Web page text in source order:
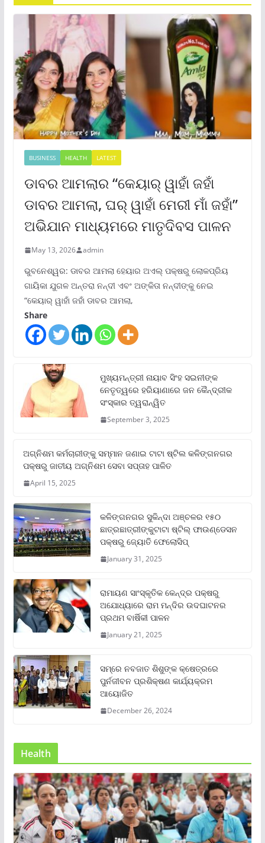
BUSINESS HEALTH LATEST
ଡାବର ଆମଲାର “କେୟାର୍ ୱାହାଁ ଜହାଁ
ଡାବର ଆମଲା, ଘର୍ ୱାହାଁ ମେରୀ ମାଁ ଜହାଁ”
ଅଭିଯାନ ମାଧ୍ୟମରେ ମାତୃଦିବସ ପାଳନ
May 13, 2026 admin
ଭୁବନେଶ୍ୱର: ଡାବର ଆମଲା ହେୟାର ଅଏଲ୍ ପକ୍ଷରୁ ଲୋକପ୍ରିୟ
ଗାୟିକା ଯୁଗଳ ଅନ୍ତରା ନନ୍ଦୀ ଏବଂ ଅଙ୍କିତା ନନ୍ଦୀଙ୍କୁ ନେଇ
“କେୟାର୍ ୱାହାଁ ଜହାଁ ଡାବର ଆମଲା,
Share
ମୁଖ୍ୟମନ୍ତ୍ରୀ ନାୟାବ ସିଂହ ସଇନୀଙ୍କ
ନେତୃତ୍ୱରେ ହରିୟାଣାରେ ଜନ କୈନ୍ଦ୍ରୀକ
ସଂସ୍କାର ତ୍ୱରାନ୍ୱିତ
September 3, 2025
ଅଗ୍ନିଶମ କର୍ମଚାରୀଙ୍କୁ ସମ୍ମାନ ଜଣାଇ ଟାଟା ଷ୍ଟିଲ କଳିଙ୍ଗନଗର
ପକ୍ଷରୁ ଜାତୀୟ ଅଗ୍ନିଶମ ସେବା ସପ୍ତାହ ପାଳିତ
April 15, 2025
କଳିଙ୍ଗନଗର ସୁକିନ୍ଦା ଅଞ୍ଚଳର ୧୫୦
ଛାତ୍ରଛାତ୍ରୀଙ୍କୁଟାଟା ଷ୍ଟିଲ୍ ଫାଉଣ୍ଡେସନ
ପକ୍ଷରୁ ଜ୍ୟୋତି ଫେଲୋସିପ୍‌
January 31, 2025
ରାମାୟଣ ସାଂସ୍କୃତିକ କେନ୍ଦ୍ର ପକ୍ଷରୁ
ଅଯୋଧ୍ୟାରେ ରାମ ମନ୍ଦିର ଉଦଘାଟନର
ପ୍ରଥମ ବାର୍ଷିକୀ ପାଳନ
January 21, 2025
ସମ୍‌ରେ ନବଜାତ ଶିଶୁଙ୍କ କ୍ଷେତ୍ରରେ
ପୁର୍ନଜୀବନ ପ୍ରଶିକ୍ଷଣ କାର୍ଯ୍ୟକ୍ରମ
ଆୟୋଜିତ
December 26, 2024
Health